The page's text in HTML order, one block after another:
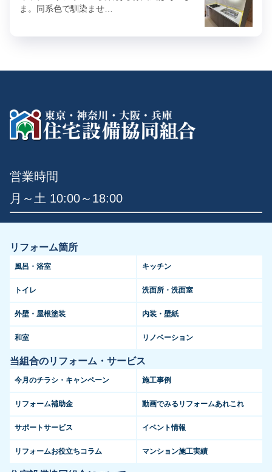
ま。同系色で馴染ませ…
営業時間
月～土 10:00～18:00
リフォーム箇所
風呂・浴室 キッチン
トイレ 洗面所・洗面室
外壁・屋根塗装 内装・壁紙
和室 リノベーション
当組合のリフォーム・サービス
今月のチラシ・キャンペーン 施工事例
リフォーム補助金 動画でみるリフォームあれこれ
サポートサービス イベント情報
リフォームお役立ちコラム マンション施工実績